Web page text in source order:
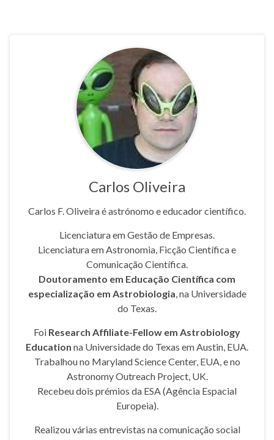
Carlos Oliveira
Carlos F. Oliveira é astrónomo e educador científico.
Licenciatura em Gestão de Empresas.
Licenciatura em Astronomia, Ficção Científica e
Comunicação Científica.
Doutoramento em Educação Científica com
especialização em Astrobiologia, na Universidade
do Texas.
Foi Research Affiliate-Fellow em Astrobiology
Education na Universidade do Texas em Austin, EUA.
Trabalhou no Maryland Science Center, EUA, e no
Astronomy Outreach Project, UK.
Recebeu dois prémios da ESA (Agência Espacial
Europeia).
Realizou várias entrevistas na comunicação social